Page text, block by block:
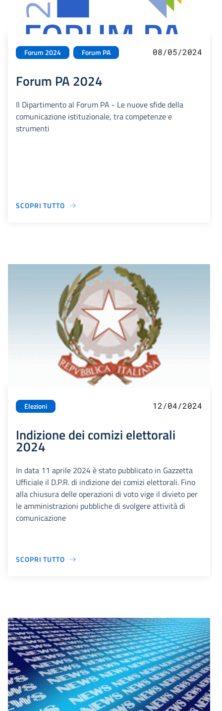
Forum 2024 Forum PA 08/05/2024
Forum PA 2024
Il Dipartimento al Forum PA - Le nuove sfide della
comunicazione istituzionale, tra competenze e
strumenti
SCOPRI TUTTO
Elezioni 12/04/2024
Indizione dei comizi elettorali
2024
In data 11 aprile 2024 è stato pubblicato in Gazzetta
Ufficiale il D.P.R. di indizione dei comizi elettorali. Fino
alla chiusura delle operazioni di voto vige il divieto per
le amministrazioni pubbliche di svolgere attività di
comunicazione
SCOPRI TUTTO